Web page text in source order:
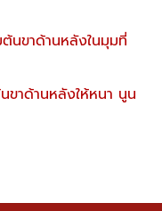
นขาด้านหลังในมุมที่
าด้านหลังให้หนา นูน